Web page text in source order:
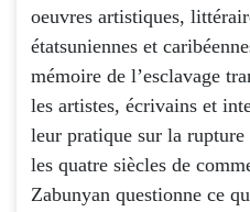
oeuvres artistiques,
étatsuniennes et
mémoire de l’esclavage
les artistes, écrivains et
leur pratique sur la
les quatre siècles de
Zabunyan questionne ce